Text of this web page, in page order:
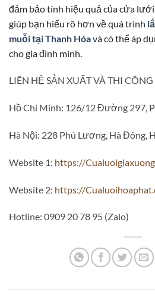
đảm bảo tính hiệu quả của cửa
giúp bạn hiểu rõ hơn về quá trình
muỗi tại Thanh Hóavà có thể áp
cho gia đình mình.
LIÊN HỆ SẢN XUẤT VÀ THI CÔNG
Hồ Chí Minh: 126/12 Đường 297,
Hà Nội: 228 Phú Lương, Hà Đông,
Website 1: https://
Website 2: https://
Hotline: 0909 20 78 95 (Zalo)